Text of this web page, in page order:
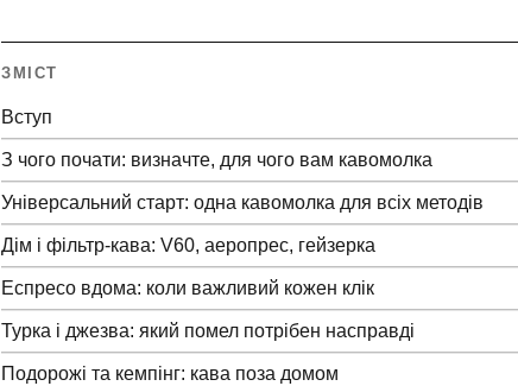
ЗМІСТ
Вступ
З чого почати: визначте, для чого вам кавомолка
Універсальний старт: одна кавомолка для всіх методів
Дім і фільтр-кава: V60, аеропрес, гейзерка
Еспресо вдома: коли важливий кожен клік
Турка і джезва: який помел потрібен насправді
Подорожі та кемпінг: кава поза домом